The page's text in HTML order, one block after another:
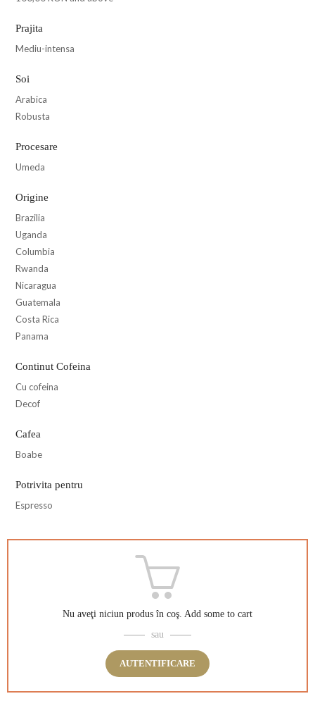
Prajita
Mediu-intensa
Soi
Arabica
Robusta
Procesare
Umeda
Origine
Brazilia
Uganda
Columbia
Rwanda
Nicaragua
Guatemala
Costa Rica
Panama
Continut Cofeina
Cu cofeina
Decof
Cafea
Boabe
Potrivita pentru
Espresso
Nu aveţi niciun produs în coş. Add some to cart
sau
AUTENTIFICARE